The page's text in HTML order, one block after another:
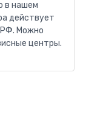
в нашем
действует
РФ. Можно
центры.